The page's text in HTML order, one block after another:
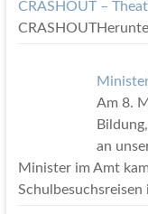
CRASHOUT –
Am 8.
an
Minister im Amt
Schulbesuchsreisen